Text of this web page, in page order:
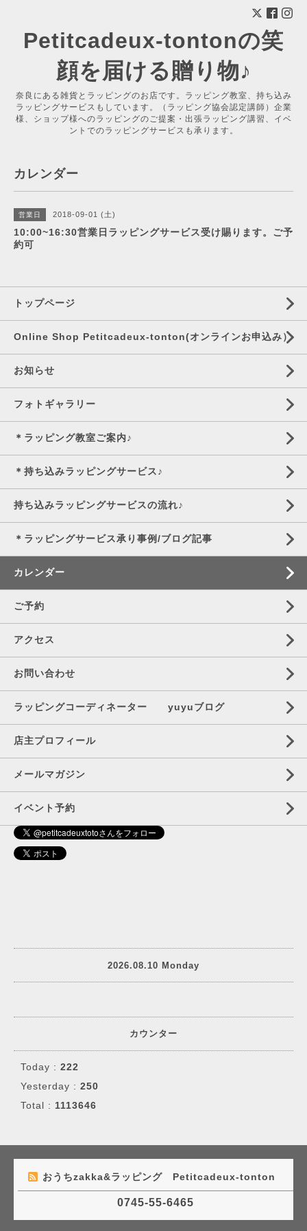
Petitcadeux-tontonの笑
顔を届ける贈り物♪
奈良にある雑貨とラッピングのお店です。ラッピング教室、持ち込み
ラッピングサービスもしています。（ラッピング協会認定講師）企業
様、ショップ様へのラッピングのご提案・出張ラッピング講習、イベ
ントでのラッピングサービスも承ります。
カレンダー
営業日 2018-09-01 (土)
10:00~16:30営業日ラッピングサービス受け賜ります。ご予
約可
トップページ
Online Shop Petitcadeux-tonton(オンラインお申込み）
お知らせ
フォトギャラリー
＊ラッピング教室ご案内♪
＊持ち込みラッピングサービス♪
持ち込みラッピングサービスの流れ♪
＊ラッピングサービス承り事例/ブログ記事
カレンダー
ご予約
アクセス
お問い合わせ
ラッピングコーディネーター yuyuブログ
店主プロフィール
メールマガジン
イベント予約
2026.08.10 Monday
カウンター
Today : 222
Yesterday : 250
Total : 1113646
おうちzakka&ラッピング Petitcadeux-tonton
0745-55-6465